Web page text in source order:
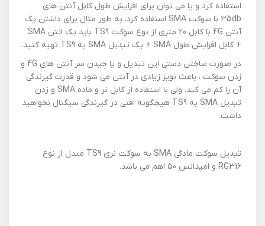
استفاده کرد و یا می توان برای افزایش طول کابل آنتن های
35db با سوکت SMA استفاده کرد. به طور مثال برای داشتن یک
آنتن 4G با کابل 20 متری از نوع سوکت TS9 باید یک انتن SMA
+ کابل افزایش طول SMA + یک تبدیل SMA به TS9 تهیه کنید.
در صورت ساختن دستی این تبدیل و یا چیدن سر آنتن های 4G و
زدن سوکت ، باعث نویز زیادی در آنتن می شود و قدرت گیرندگی
آن را کم می کند. ولی با استفاده از کابل نر و ماده SMA و زدن
تبدیل SMA به TS9 هیچگونه افتی در گیرندگی سیگنال نخواهید
داشت.
تبدیل سوکت مادگی SMA به سوکت نری TS9 مبدل از نوع
RG316 و امپدانس 50 اهم می باشد.